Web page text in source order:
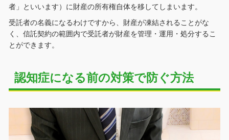
者」といいます）に財産の所有権自体を移してしまいます。
受託者の名義になるわけですから、財産が凍結されることがな
く、信託契約の範囲内で受託者が財産を管理・運用・処分するこ
とができます。
認知症になる前の対策で防ぐ方法